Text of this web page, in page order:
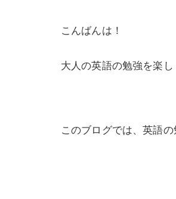
こんばんは！
大人の英語の勉強を楽
このブログでは、英語